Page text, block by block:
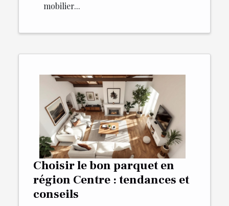
mobilier...
Choisir le bon parquet en
région Centre : tendances et
conseils